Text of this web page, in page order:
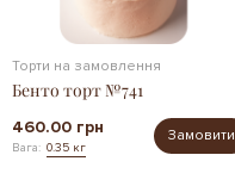
Торти на замовлення
Бенто торт №741
460.00 грн
Вага: 0.35 кг
Замовити